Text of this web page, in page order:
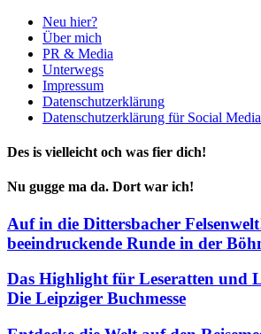
Neu hier?
Über mich
PR & Media
Unterwegs
Impressum
Datenschutzerklärung
Datenschutzerklärung für Social Media
Des is vielleicht och was fier dich!
Nu gugge ma da. Dort war ich!
Auf in die Dittersbacher
beeindruckende Runde in der
Das Highlight für Leseratten und
Die Leipziger Buchmesse